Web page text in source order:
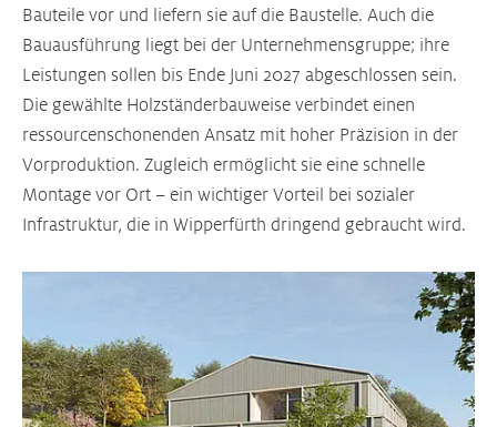
Bauteile vor und liefern sie auf die Baustelle. Auch die
Bauausführung liegt bei der Unternehmensgruppe; ihre
Leistungen sollen bis Ende Juni 2027 abgeschlossen sein.
Die gewählte Holzständerbauweise verbindet einen
ressourcenschonenden Ansatz mit hoher Präzision in der
Vorproduktion. Zugleich ermöglicht sie eine schnelle
Montage vor Ort – ein wichtiger Vorteil bei sozialer
Infrastruktur, die in Wipperfürth dringend gebraucht wird.